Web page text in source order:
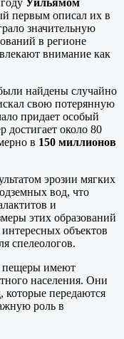
Уильямом
первым описал их в
значительную
в регионе
внимание как
найдены случайно
свою потерянную
придает особый
достигает около 80
в 150 миллионов
эрозии мягких
вод, что
и
этих образований
объектов
спелеологов.
пещеры имеют
населения. Они
передаются
роль в